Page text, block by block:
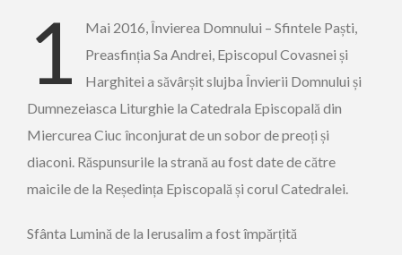
1
Mai 2016, Învierea Domnului – Sfintele Paști,
Preasfinția Sa Andrei, Episcopul Covasnei și
Harghitei a săvârșit slujba Învierii Domnului și
Dumnezeiasca Liturghie la Catedrala Episcopală din
Miercurea Ciuc înconjurat de un sobor de preoți și
diaconi. Răspunsurile la strană au fost date de către
maicile de la Reședința Episcopală și corul Catedralei.
Sfânta Lumină de la Ierusalim a fost împărțită